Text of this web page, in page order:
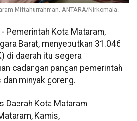
Miftahurrahman. ANTARA/Nirkomala.
- Pemerintah Kota Mataram,
Barat, menyebutkan 31.046
di daerah itu segera
cadangan pangan pemerintah
minyak goreng.
Daerah Kota Mataram
Kamis,